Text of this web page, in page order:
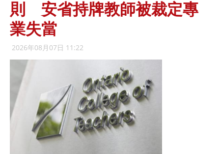
則 安省持牌教師被裁定專
業失當
2026年08月07日 11:22